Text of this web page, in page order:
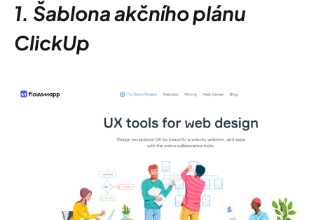
1. Šablona akčního plánu
ClickUp